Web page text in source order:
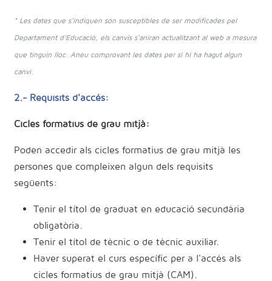
* Les dates que s'indiquen són susceptibles de ser modificades pel
Departament d'Educació, els canvis s'aniran actualitzant al web a mesura
que tinguin lloc. Aneu comprovant les dates per si hi ha hagut algun
canvi.
2.- Requisits d'accés:
Cicles formatius de grau mitjà:
Poden accedir als cicles formatius de grau mitjà les
persones que compleixen algun dels requisits
següents:
Tenir el títol de graduat en educació secundària
obligatòria.
Tenir el títol de tècnic o de tècnic auxiliar.
Haver superat el curs específic per a l'accés als
cicles formatius de grau mitjà (CAM).